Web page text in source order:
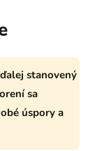
stanovený
sa
úspory a